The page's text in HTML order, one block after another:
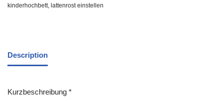
kinderhochbett, lattenrost einstellen
Description
Kurzbeschreibung *